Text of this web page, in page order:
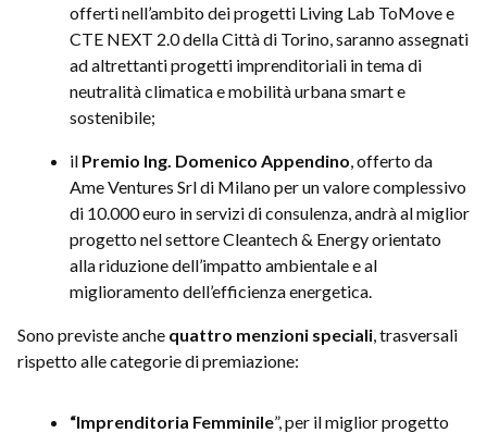
offerti nell’ambito dei progetti Living Lab ToMove e
CTE NEXT 2.0 della Città di Torino, saranno assegnati
ad altrettanti progetti imprenditoriali in tema di
neutralità climatica e mobilità urbana smart e
sostenibile;
il Premio Ing. Domenico Appendino, offerto da
Ame Ventures Srl di Milano per un valore complessivo
di 10.000 euro in servizi di consulenza, andrà al miglior
progetto nel settore Cleantech & Energy orientato
alla riduzione dell’impatto ambientale e al
miglioramento dell’efficienza energetica.
Sono previste anche quattro menzioni speciali, trasversali
rispetto alle categorie di premiazione:
“Imprenditoria Femminile”, per il miglior progetto